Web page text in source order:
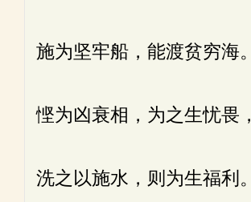
施为坚牢船，能渡贫穷海。
悭为凶衰相，为之生忧畏，
洗之以施水，则为生福利。